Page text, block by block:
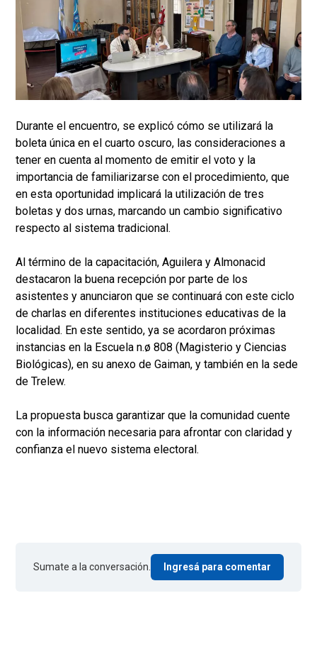
Durante el encuentro, se explicó cómo se utilizará la
boleta única en el cuarto oscuro, las consideraciones a
tener en cuenta al momento de emitir el voto y la
importancia de familiarizarse con el procedimiento, que
en esta oportunidad implicará la utilización de tres
boletas y dos urnas, marcando un cambio significativo
respecto al sistema tradicional.
Al término de la capacitación, Aguilera y Almonacid
destacaron la buena recepción por parte de los
asistentes y anunciaron que se continuará con este ciclo
de charlas en diferentes instituciones educativas de la
localidad. En este sentido, ya se acordaron próximas
instancias en la Escuela n.ø 808 (Magisterio y Ciencias
Biológicas), en su anexo de Gaiman, y también en la sede
de Trelew.
La propuesta busca garantizar que la comunidad cuente
con la información necesaria para afrontar con claridad y
confianza el nuevo sistema electoral.
Sumate a la conversación. Ingresá para comentar